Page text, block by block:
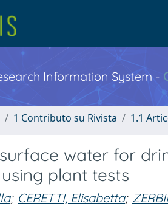
Information System -
1 Contributo su Rivista 1.1
water for
plant tests
; CERETTI, Elisabetta;